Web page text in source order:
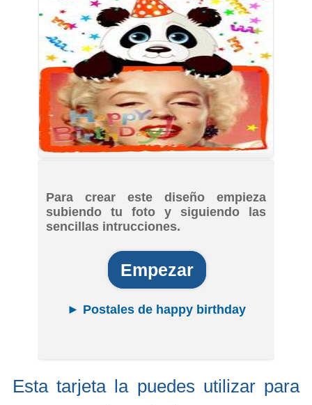
Para crear este diseño empieza
subiendo tu foto y siguiendo las
sencillas intrucciones.
Empezar
► Postales de happy birthday
Esta tarjeta la puedes utilizar para